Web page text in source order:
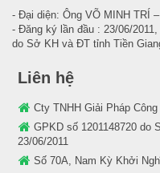
- Đại diện: Ông VÕ MINH TRÍ
- Đăng ký lần đầu : 23/06/
do Sở KH và ĐT tỉnh Tiền
Liên hệ
Cty TNHH Giải Pháp
GPKD số 1201148720 do
23/06/2011
Số 70A, Nam Kỳ Khởi